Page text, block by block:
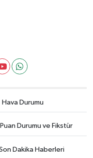
Hava Durumu
Puan Durumu ve Fikstür
Dakika Haberleri